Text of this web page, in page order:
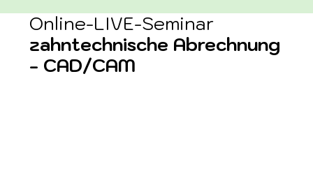
Online-LIVE-Seminar
zahntechnische Abrechnung
- CAD/CAM